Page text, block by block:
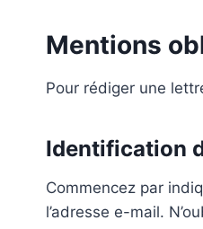
Mentions
Pour rédiger une
Identification
Commencez par
l’adresse e-mail.